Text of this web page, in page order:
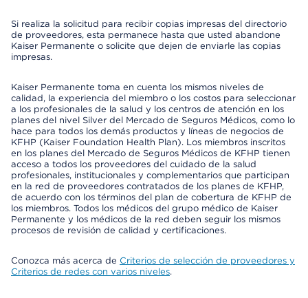
Si realiza la solicitud para recibir copias impresas del directorio
de proveedores, esta permanece hasta que usted abandone
Kaiser Permanente o solicite que dejen de enviarle las copias
impresas.
Kaiser Permanente toma en cuenta los mismos niveles de
calidad, la experiencia del miembro o los costos para seleccionar
a los profesionales de la salud y los centros de atención en los
planes del nivel Silver del Mercado de Seguros Médicos, como lo
hace para todos los demás productos y líneas de negocios de
KFHP (Kaiser Foundation Health Plan). Los miembros inscritos
en los planes del Mercado de Seguros Médicos de KFHP tienen
acceso a todos los proveedores del cuidado de la salud
profesionales, institucionales y complementarios que participan
en la red de proveedores contratados de los planes de KFHP,
de acuerdo con los términos del plan de cobertura de KFHP de
los miembros. Todos los médicos del grupo médico de Kaiser
Permanente y los médicos de la red deben seguir los mismos
procesos de revisión de calidad y certificaciones.
Conozca más acerca de Criterios de selección de proveedores y
Criterios de redes con varios niveles.